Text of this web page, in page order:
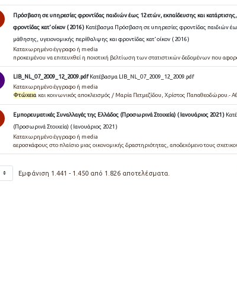
Πρόσβαση σε υπηρεσίες φροντίδας παιδιών έως 12 ετών, εκπαίδευσης και
φροντίδας κατ’ οίκον ( 2016 ) Κατέβασμα Πρόσβαση σε υπηρεσίες φροντίδας παιδιών
μάθησης, υγειονομικής περίθαλψης και φροντίδας κατ’ οίκον ( 2016 )
Καταχωρημένο έγγραφο ή media
προκειµένου να επιτευχθεί η ποιοτική βελτίωση των στατιστικών δεδοµένων που
LIB_NL_07_2009_12_2009.pdf Κατέβασμα LIB_NL_07_2009_12_2009.pdf
Καταχωρημένο έγγραφο ή media
Φτώχεια και κοινωνικός αποκλεισμός / Μαρία Πετμεζίδου, Χρίστος Παπαθεοδώρου.-
Εμπορευματικές Συναλλαγές της Ελλάδος (Προσωρινά Στοιχεία) ( Ιανουάριος 2021 )
(Προσωρινά Στοιχεία) ( Ιανουάριος 2021 )
Καταχωρημένο έγγραφο ή media
αεροσκάφους στο πλαίσιο μιας οικονομικής δραστηριότητας, αποδεχόμενο τους
Εμφάνιση 1.441 - 1.450 από 1.826 αποτελέσματα.